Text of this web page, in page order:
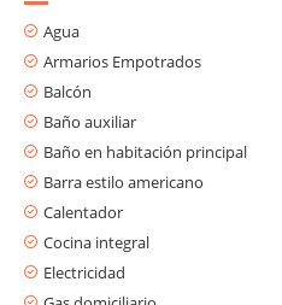
Agua
Armarios Empotrados
Balcón
Baño auxiliar
Baño en habitación principal
Barra estilo americano
Calentador
Cocina integral
Electricidad